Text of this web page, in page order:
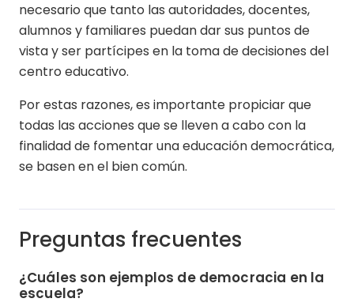
necesario que tanto las autoridades, docentes,
alumnos y familiares puedan dar sus puntos de
vista y ser partícipes en la toma de decisiones del
centro educativo.
Por estas razones, es importante propiciar que
todas las acciones que se lleven a cabo con la
finalidad de fomentar una educación democrática,
se basen en el bien común.
Preguntas frecuentes
¿Cuáles son ejemplos de democracia en la
escuela?